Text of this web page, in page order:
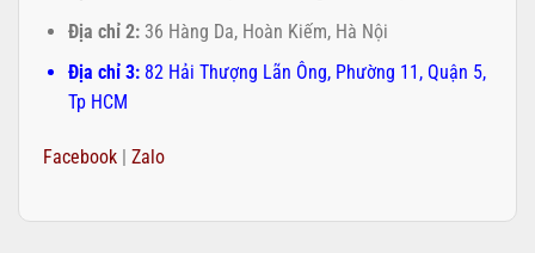
Địa chỉ 2:36 Hàng Da, Hoàn Kiếm, Hà Nội
Địa chỉ 3:82 Hải Thượng Lãn Ông, Phường 11, Quận 5,
Tp HCM
Facebook | Zalo